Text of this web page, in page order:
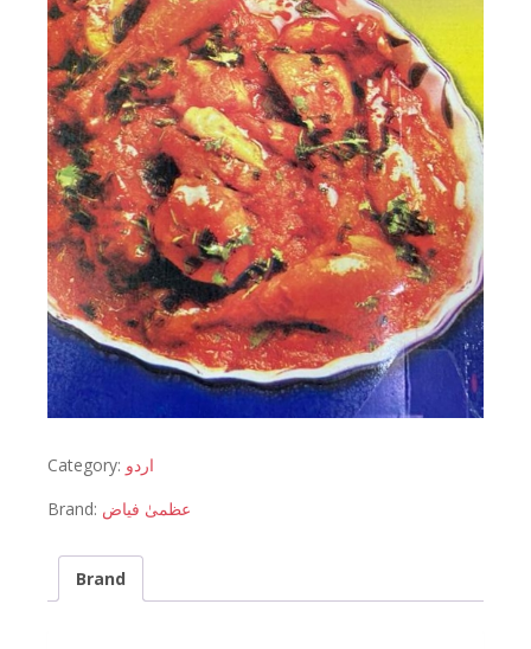
Category: اردو
Brand: عظمیٰ فیاض
Brand